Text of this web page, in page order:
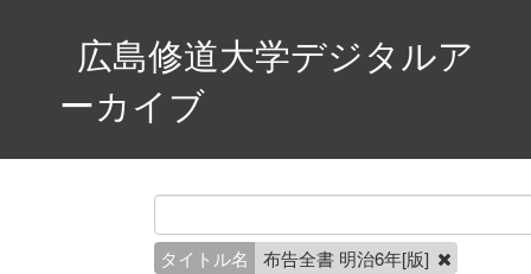
広島修道大学デジタルア
ーカイブ
タイトル名 布告全書 明治6年[版]